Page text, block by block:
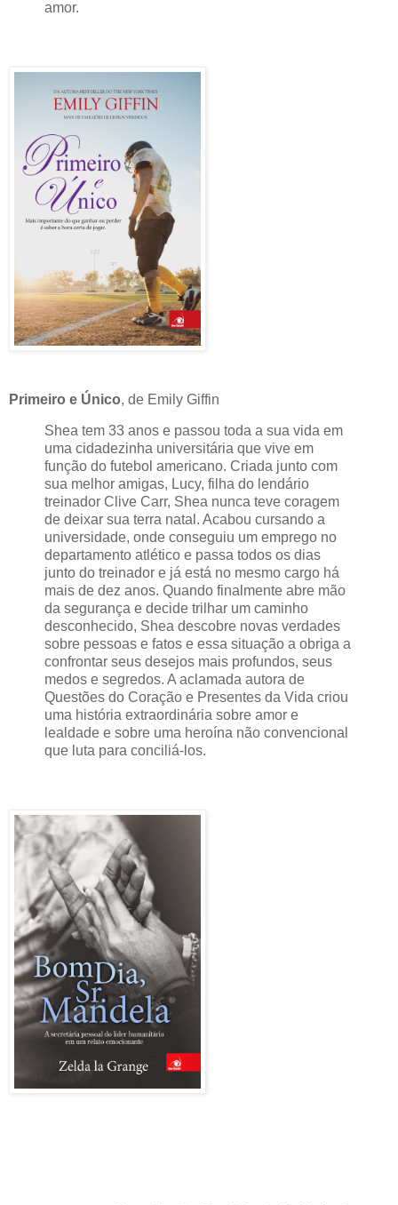
amor.
Primeiro e Único, de Emily Giffin
Shea tem 33 anos e passou toda a sua vida em
uma cidadezinha universitária que vive em
função do futebol americano. Criada junto com
sua melhor amigas, Lucy, filha do lendário
treinador Clive Carr, Shea nunca teve coragem
de deixar sua terra natal. Acabou cursando a
universidade, onde conseguiu um emprego no
departamento atlético e passa todos os dias
junto do treinador e já está no mesmo cargo há
mais de dez anos. Quando finalmente abre mão
da segurança e decide trilhar um caminho
desconhecido, Shea descobre novas verdades
sobre pessoas e fatos e essa situação a obriga a
confrontar seus desejos mais profundos, seus
medos e segredos. A aclamada autora de
Questões do Coração e Presentes da Vida criou
uma história extraordinária sobre amor e
lealdade e sobre uma heroína não convencional
que luta para conciliá-los.